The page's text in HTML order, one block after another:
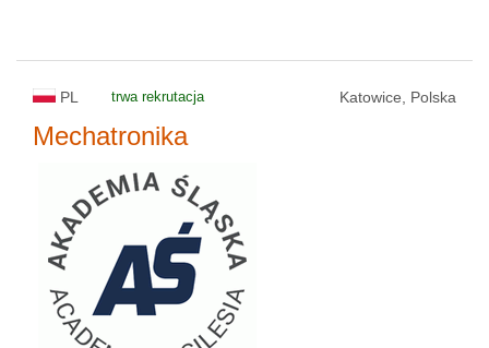
PL trwa rekrutacja Katowice, Polska
Mechatronika